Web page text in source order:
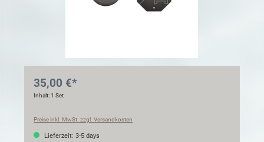
35,00 €*
Inhalt:1 Set
Preise inkl. MwSt. zzgl. Versandkosten
Lieferzeit: 3-5 days